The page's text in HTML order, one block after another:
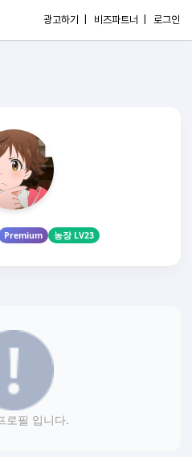
광고하기 | 비즈파트너 | 로그인
Premium 농장 LV23
로필 입니다.